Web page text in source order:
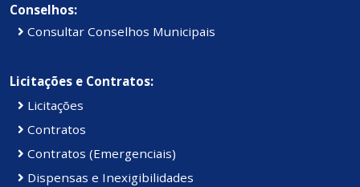
Conselhos:
Consultar Conselhos Municipais
Licitações e Contratos:
Licitações
Contratos
Contratos (Emergenciais)
Dispensas e Inexigibilidades